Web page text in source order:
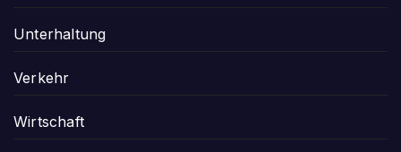
Unterhaltung
Verkehr
Wirtschaft